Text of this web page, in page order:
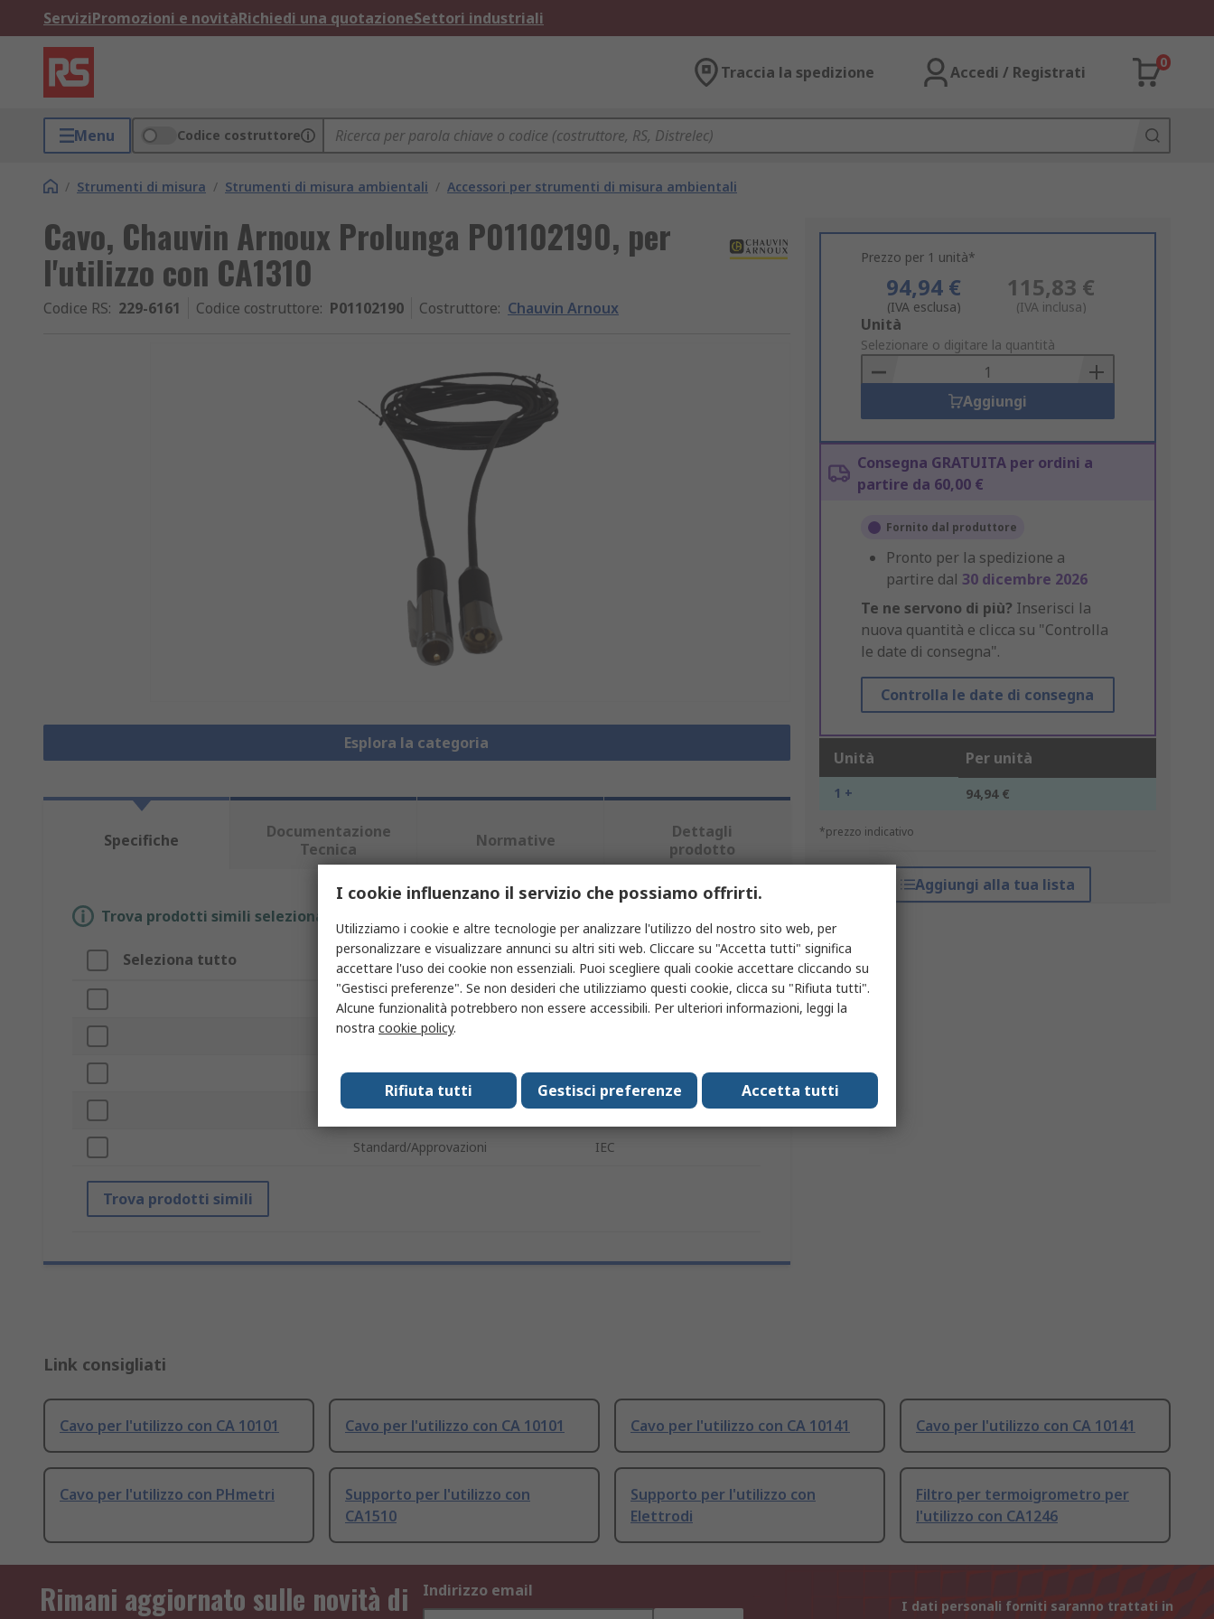
ServiziPromozioni e novitàRichiedi una quotazioneSettori industriali
Traccia la spedizione Accedi / Registrati
0
Menu Codice costruttore
/ Strumenti di misura / Strumenti di misura ambientali / Accessori per strumenti di misura ambientali
Cavo, Chauvin Arnoux Prolunga P01102190, per
l'utilizzo con CA1310
Codice RS: 229-6161 Codice costruttore: P01102190 Costruttore: Chauvin Arnoux
Esplora la categoria
Prezzo per 1 unità*
94,94 €
(IVA esclusa)
115,83 €
(IVA inclusa)
Add
to
Basket
Unità
Selezionare o digitare la quantità
Aggiungi
Consegna GRATUITA per ordini a
partire da 60,00 €
Fornito dal produttore
Pronto per la spedizione a
partire dal 30 dicembre 2026
Te ne servono di più? Inserisci la
nuova quantità e clicca su "Controlla
le date di consegna".
Controlla le date di consegna
Unità Per unità
1 + 94,94 €
*prezzo indicativo
Aggiungi alla tua lista
Specifiche
Documentazione
Tecnica
Normative
Dettagli
prodotto
Trova prodotti simili selezionando uno o più attributi.
Seleziona tutto Attributo Valore
Marchio Chauvin Arnoux
Tipo prodotto
Tipo accessorio Prolunga
Da utilizzare con CA1310
Standard/Approvazioni IEC
Trova prodotti simili
Link consigliati
Cavo per l'utilizzo con CA 10101 Cavo per l'utilizzo con CA 10101 Cavo per l'utilizzo con CA 10141 Cavo per l'utilizzo con CA 10141
Cavo per l'utilizzo con PHmetri
Supporto per l'utilizzo con
CA1510
Supporto per l'utilizzo con
Elettrodi
Filtro per termoigrometro per
l'utilizzo con CA1246
Rimani aggiornato sulle novità di
Indirizzo email
I dati personali forniti saranno trattati in
I cookie influenzano il servizio che possiamo offrirti.
Utilizziamo i cookie e altre tecnologie per analizzare l'utilizzo del nostro sito web, per
personalizzare e visualizzare annunci su altri siti web. Cliccare su "Accetta tutti" significa
accettare l'uso dei cookie non essenziali. Puoi scegliere quali cookie accettare cliccando su
"Gestisci preferenze". Se non desideri che utilizziamo questi cookie, clicca su "Rifiuta tutti".
Alcune funzionalità potrebbero non essere accessibili. Per ulteriori informazioni, leggi la
nostra cookie policy.
Accetta tutti
Gestisci preferenze
Rifiuta tutti